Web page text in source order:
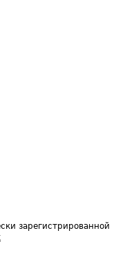
зарегистрированной